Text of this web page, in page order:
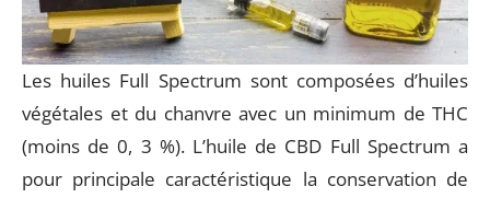
Les huiles Full Spectrum sont composées d’huiles
végétales et du chanvre avec un minimum de THC
(moins de 0, 3 %). L’huile de CBD Full Spectrum a
pour principale caractéristique la conservation de